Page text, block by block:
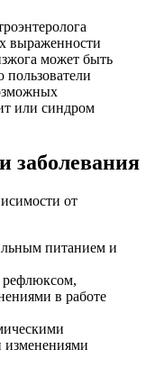
выраженности
может быть
или синдром
заболевания
от
питанием и
в работе